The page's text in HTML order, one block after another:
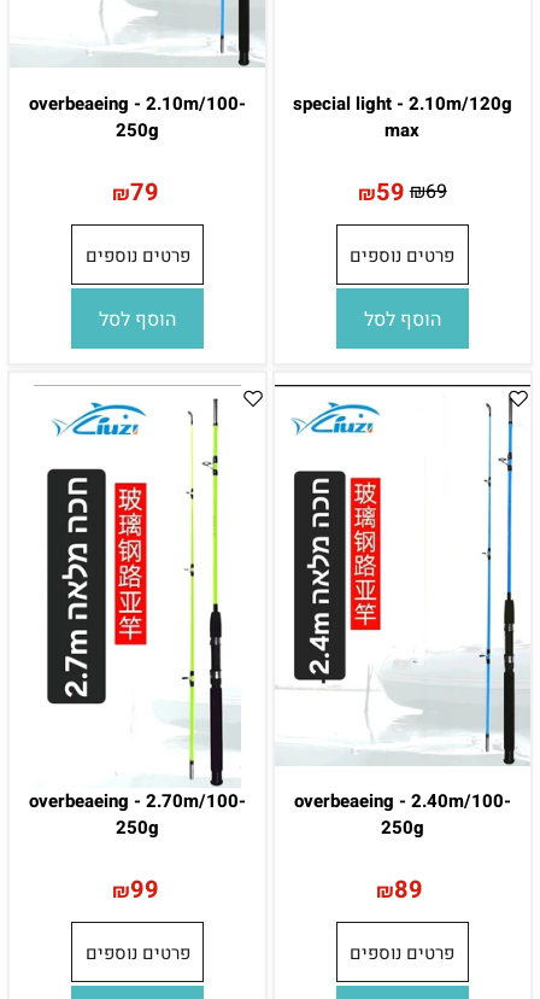
special light - 2.10m/120g
max
₪69
₪59
פרטים נוספים
הוסף לסל
overbeaeing - 2.10m/100-
250g
₪79
פרטים נוספים
הוסף לסל
overbeaeing - 2.40m/100-
250g
₪89
פרטים נוספים
overbeaeing - 2.70m/100-
250g
₪99
פרטים נוספים